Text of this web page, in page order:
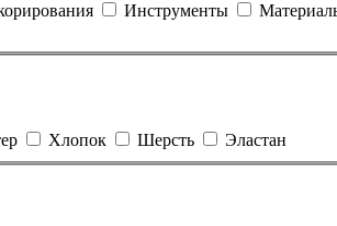
Инструменты
Хлопок Шерсть Эластан